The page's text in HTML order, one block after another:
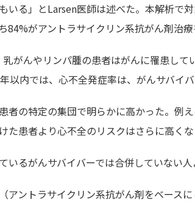
いる」とLarsen医師は述べた。本解析で
84%がアントラサイクリン系抗がん剤治療
がんやリンパ腫の患者はがんに罹患し
以内では、心不全発症率は、がんサバイ
者の特定の集団で明らかに高かった。例
た患者より心不全のリスクはさらに高くな
いるがんサバイバーでは合併していない
アントラサイクリン系抗がん剤をベース